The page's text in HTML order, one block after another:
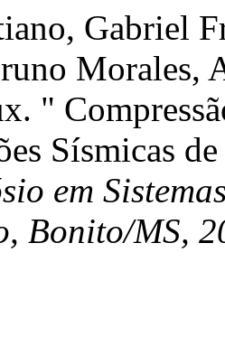
Gabriel
Morales,
"
Sísmicas
em
Bonito/MS,